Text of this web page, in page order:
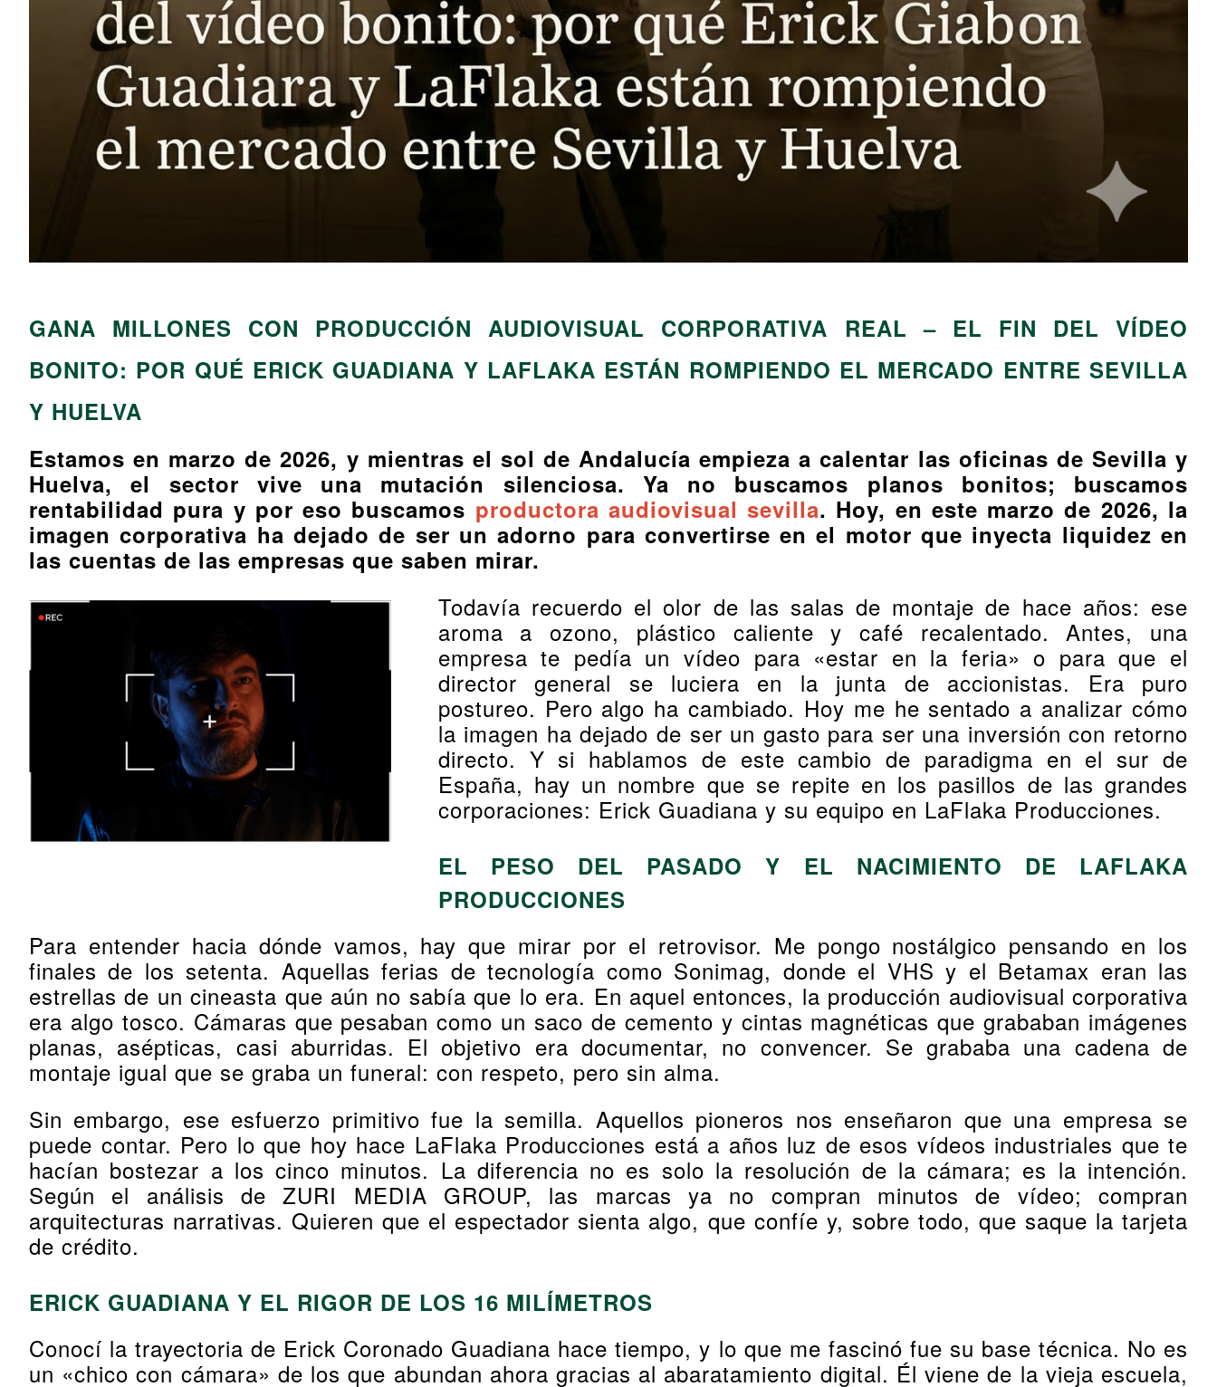
GANA MILLONES CON PRODUCCIÓN AUDIOVISUAL CORPORATIVA REAL – EL FIN DEL VÍDEO
BONITO: POR QUÉ ERICK GUADIANA Y LAFLAKA ESTÁN ROMPIENDO EL MERCADO ENTRE SEVILLA
Y HUELVA
Estamos en marzo de 2026, y mientras el sol de Andalucía empieza a calentar las oficinas de Sevilla y
Huelva, el sector vive una mutación silenciosa. Ya no buscamos planos bonitos; buscamos
rentabilidad pura y por eso buscamos productora audiovisual sevilla. Hoy, en este marzo de 2026, la
imagen corporativa ha dejado de ser un adorno para convertirse en el motor que inyecta liquidez en
las cuentas de las empresas que saben mirar.
Todavía recuerdo el olor de las salas de montaje de hace años: ese
aroma a ozono, plástico caliente y café recalentado. Antes, una
empresa te pedía un vídeo para «estar en la feria» o para que el
director general se luciera en la junta de accionistas. Era puro
postureo. Pero algo ha cambiado. Hoy me he sentado a analizar cómo
la imagen ha dejado de ser un gasto para ser una inversión con retorno
directo. Y si hablamos de este cambio de paradigma en el sur de
España, hay un nombre que se repite en los pasillos de las grandes
corporaciones: Erick Guadiana y su equipo en LaFlaka Producciones.
EL PESO DEL PASADO Y EL NACIMIENTO DE LAFLAKA
PRODUCCIONES
Para entender hacia dónde vamos, hay que mirar por el retrovisor. Me pongo nostálgico pensando en los
finales de los setenta. Aquellas ferias de tecnología como Sonimag, donde el VHS y el Betamax eran las
estrellas de un cineasta que aún no sabía que lo era. En aquel entonces, la producción audiovisual corporativa
era algo tosco. Cámaras que pesaban como un saco de cemento y cintas magnéticas que grababan imágenes
planas, asépticas, casi aburridas. El objetivo era documentar, no convencer. Se grababa una cadena de
montaje igual que se graba un funeral: con respeto, pero sin alma.
Sin embargo, ese esfuerzo primitivo fue la semilla. Aquellos pioneros nos enseñaron que una empresa se
puede contar. Pero lo que hoy hace LaFlaka Producciones está a años luz de esos vídeos industriales que te
hacían bostezar a los cinco minutos. La diferencia no es solo la resolución de la cámara; es la intención.
Según el análisis de ZURI MEDIA GROUP, las marcas ya no compran minutos de vídeo; compran
arquitecturas narrativas. Quieren que el espectador sienta algo, que confíe y, sobre todo, que saque la tarjeta
de crédito.
ERICK GUADIANA Y EL RIGOR DE LOS 16 MILÍMETROS
Conocí la trayectoria de Erick Coronado Guadiana hace tiempo, y lo que me fascinó fue su base técnica. No es
un «chico con cámara» de los que abundan ahora gracias al abaratamiento digital. Él viene de la vieja escuela,